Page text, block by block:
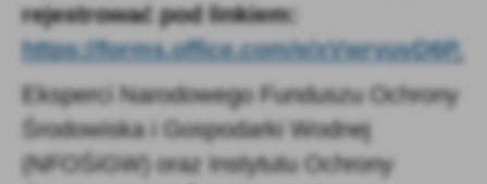
rejestrować pod linkiem:
https://forms.office.com/e/xVwryuvD6P.
Eksperci Narodowego Funduszu Ochrony
Środowiska i Gospodarki Wodnej
(NFOŚiGW) oraz Instytutu Ochrony